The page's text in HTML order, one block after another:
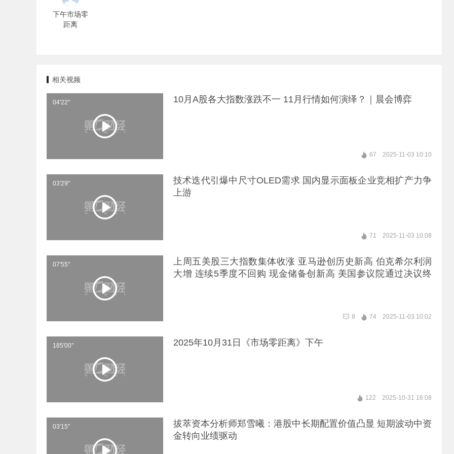
下午市场零
距离
相关视频
04'22'' 10月A股各大指数涨跌不一 11月行情如何演绎？｜晨会博弈
67 2025-11-03 10:10
03'29''
技术迭代引爆中尺寸OLED需求 国内显示面板企业竞相扩产力争
上游
71 2025-11-03 10:08
07'55''
上周五美股三大指数集体收涨 亚马逊创历史新高 伯克希尔利润
大增 连续5季度不回购 现金储备创新高 美国参议院通过决议终
8 74 2025-11-03 10:02
185'00'' 2025年10月31日《市场零距离》下午
122 2025-10-31 16:08
03'15''
拔萃资本分析师郑雪曦：港股中长期配置价值凸显 短期波动中资
金转向业绩驱动